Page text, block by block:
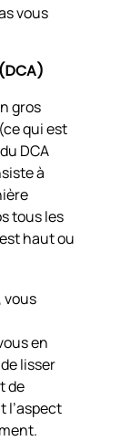
vous
gros
qui est
DCA
à
tous les
haut ou
vous
en
lisser
de
l’aspect